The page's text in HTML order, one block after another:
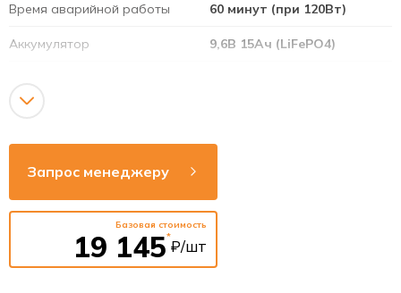
Время аварийной работы 60 минут (при 120Вт)
Аккумулятор 9,6В 15Ач (LiFePO4)
Индикация состояния Есть
Тестирование
Запрос менеджеру
Базовая стоимость
19 145*
₽/шт